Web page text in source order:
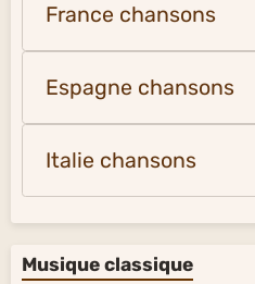
France chansons
Espagne chansons
Italie chansons
Musique classique